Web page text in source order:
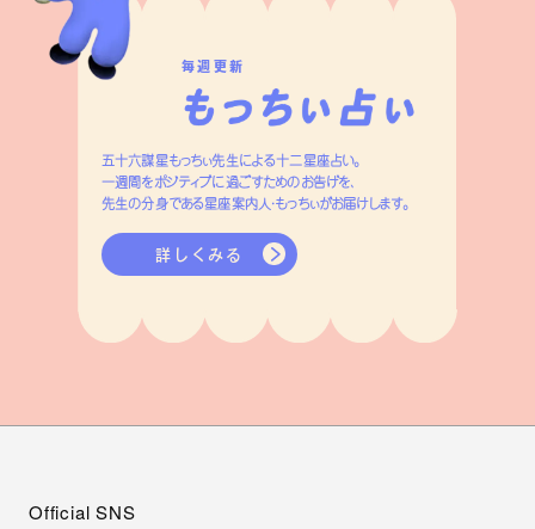
毎週更新
五十六謀星もっちぃ先生による十二星座占い。
一週間をポジティブに過ごすためのお告げを、
先生の分身である星座案内人・もっちぃがお届けします。
詳しくみる
Official SNS